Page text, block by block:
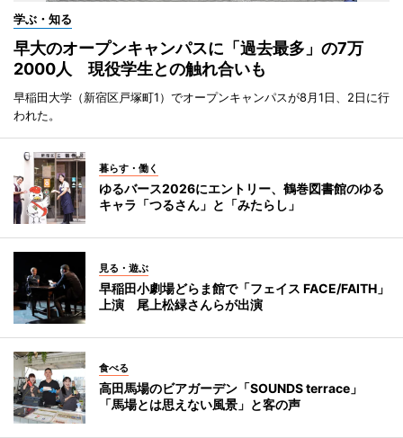
学ぶ・知る
早大のオープンキャンパスに「過去最多」の7万
2000人 現役学生との触れ合いも
早稲田大学（新宿区戸塚町1）でオープンキャンパスが8月1日、2日に行
われた。
暮らす・働く
ゆるバース2026にエントリー、鶴巻図書館のゆる
キャラ「つるさん」と「みたらし」
見る・遊ぶ
早稲田小劇場どらま館で「フェイス FACE/FAITH」
上演 尾上松緑さんらが出演
食べる
高田馬場のビアガーデン「SOUNDS terrace」
「馬場とは思えない風景」と客の声